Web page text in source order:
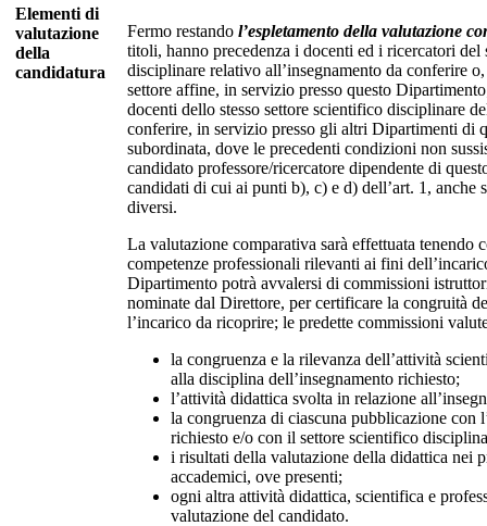
Elementi di
valutazione
della
candidatura
Fermo restando l’espletamento della valutazione
titoli, hanno precedenza i docenti ed i ricercatori del
disciplinare relativo all’insegnamento da conferire
settore affine, in servizio presso questo
docenti dello stesso settore scientifico disciplinare
conferire, in servizio presso gli altri Dipartimenti di
subordinata, dove le precedenti condizioni non
candidato professore/ricercatore dipendente di
candidati di cui ai punti b), c) e d) dell’art. 1, anche
diversi.
La valutazione comparativa sarà effettuata tenendo
competenze professionali rilevanti ai fini
Dipartimento potrà avvalersi di commissioni
nominate dal Direttore, per certificare la congruità
l’incarico da ricoprire; le predette commissioni
la congruenza e la rilevanza dell’attività
alla disciplina dell’insegnamento richiesto;
l’attività didattica svolta in relazione
la congruenza di ciascuna pubblicazione con
richiesto e/o con il settore scientifico
i risultati della valutazione della didattica nei
accademici, ove presenti;
ogni altra attività didattica, scientifica e
valutazione del candidato.